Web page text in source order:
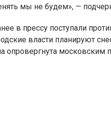
мы не будем», —
в прессу поступали
власти планируют
московским